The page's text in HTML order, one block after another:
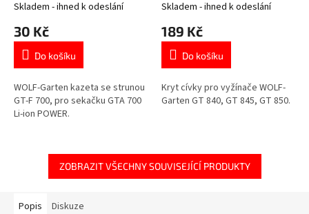
Skladem - ihned k odeslání
30 Kč
Do košíku
WOLF-Garten kazeta se strunou
GT-F 700, pro sekačku GTA 700
Li-ion POWER.
Skladem - ihned k odeslání
189 Kč
Do košíku
Kryt cívky pro vyžínače WOLF-
Garten GT 840, GT 845, GT 850.
ZOBRAZIT VŠECHNY SOUVISEJÍCÍ PRODUKTY
Popis Diskuze